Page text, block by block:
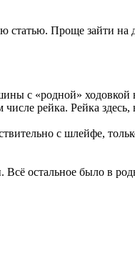
Проще зайти на
с «родной» ходовкой
рейка. Рейка здесь,
с шлейфе,
остальное было в